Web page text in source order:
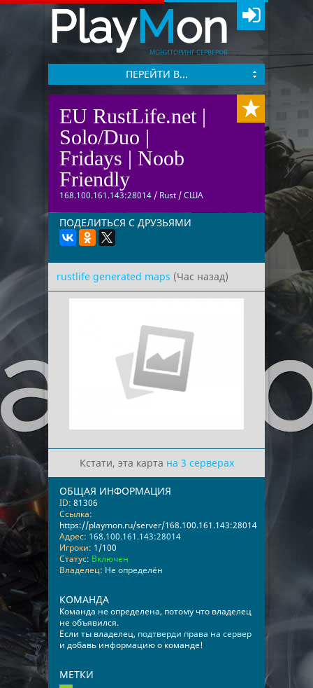
PlayMon
МОНИТОРИНГ СЕРВЕРОВ
ПЕРЕЙТИ В...
EU RustLife.net |
Solo/Duo |
Fridays | Noob
Friendly
168.100.161.143:28014 / Rust /США
ПОДЕЛИТЬСЯ С ДРУЗЬЯМИ
rustlife generated maps (Час назад)
Кстати, эта карта на 3 серверах
ОБЩАЯ ИНФОРМАЦИЯ
ID: 81306
Ссылка:
https://playmon.ru/server/168.100.161.143:28014
Адрес: 168.100.161.143:28014
Игроки: 1/100
Статус: Включен
Владелец: Не определён
КОМАНДА
Команда не определена, потому что владелец
не объявился.
Если ты владелец, подтверди права на сервер
и добавь информацию о команде!
МЕТКИ